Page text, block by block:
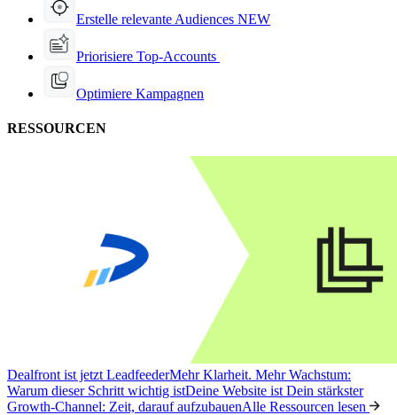
Erstelle relevante Audiences NEW
Priorisiere Top-Accounts
Optimiere Kampagnen
RESSOURCEN
Dealfront ist jetzt LeadfeederMehr Klarheit. Mehr Wachstum:
Warum dieser Schritt wichtig istDeine Website ist Dein stärkster
Growth-Channel: Zeit, darauf aufzubauenAlle Ressourcen lesen